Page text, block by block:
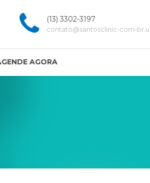
(13) 3302-3197
contato@santosclinic-com-
AGORA